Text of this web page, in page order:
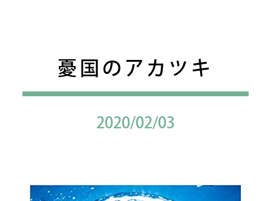
憂国のアカツキ
2020/02/03